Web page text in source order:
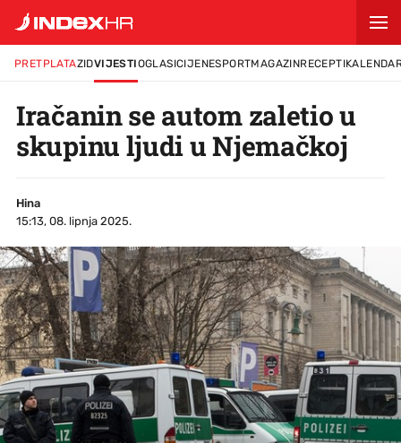
PRETPLATAZIDVIJESTIOGLASICIJENESPORTMAGAZINRECEPTI
Iračanin se autom zaletio u
skupinu ljudi u Njemačkoj
Hina
15:13, 08. lipnja 2025.